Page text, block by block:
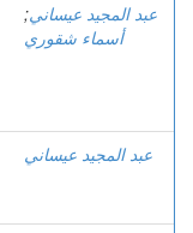
عبد المجيد عيساني;
أسماء شقوري
عبد المجيد عيساني